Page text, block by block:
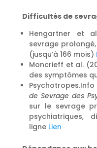
Difficultés de
Hengartner et
sevrage
(jusqu’à 166 mois)
Moncrieff et al.
des symptômes
Psychotropes.Info
de Sevrage des
sur le sevrage
psychiatriques,
ligne Lien